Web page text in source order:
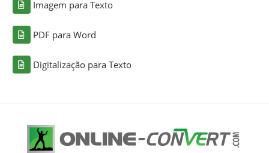
Imagem para Texto
PDF para Word
Digitalização para Texto